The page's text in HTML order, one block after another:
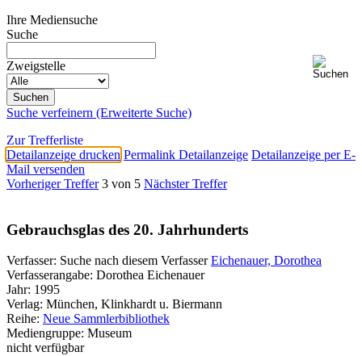
Ihre Mediensuche
Suche
Zweigstelle
Suche verfeinern (Erweiterte Suche)
Zur Trefferliste
Detailanzeige drucken Permalink Detailanzeige Detailanzeige per E-
Mail versenden
Vorheriger Treffer 3 von 5 Nächster Treffer
Gebrauchsglas des 20. Jahrhunderts
Verfasser: Suche nach diesem Verfasser Eichenauer, Dorothea
Verfasserangabe: Dorothea Eichenauer
Jahr: 1995
Verlag: München, Klinkhardt u. Biermann
Reihe: Neue Sammlerbibliothek
Mediengruppe: Museum
nicht verfügbar